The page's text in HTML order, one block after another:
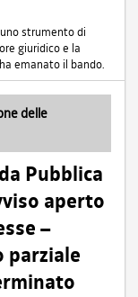
strumento di
giuridico e la
emanato il bando.
delle
Pubblica
aperto
–
parziale